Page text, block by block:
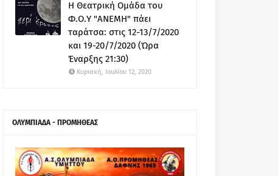
Η Θεατρική Ομάδα του
Φ.Ο.Υ "ΑΝΕΜΗ" πάει
ταράτσα: στις 12-13/7/2020
και 19-20/7/2020 (Ώρα
Έναρξης 21:30)
Κυριακή, Ιουλίου 12, 2020
ΟΛΥΜΠΙΑΔΑ - ΠΡΟΜΗΘΕΑΣ